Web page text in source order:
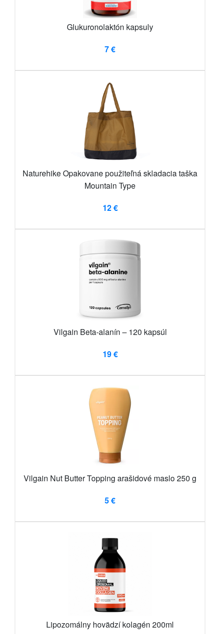
Glukuronolaktón kapsuly
7 €
Naturehike Opakovane použiteľná skladacia taška
Mountain Type
12 €
Vilgain Beta-alanín – 120 kapsúl
19 €
Vilgain Nut Butter Topping arašidové maslo 250 g
5 €
Lipozomálny hovädzí kolagén 200ml